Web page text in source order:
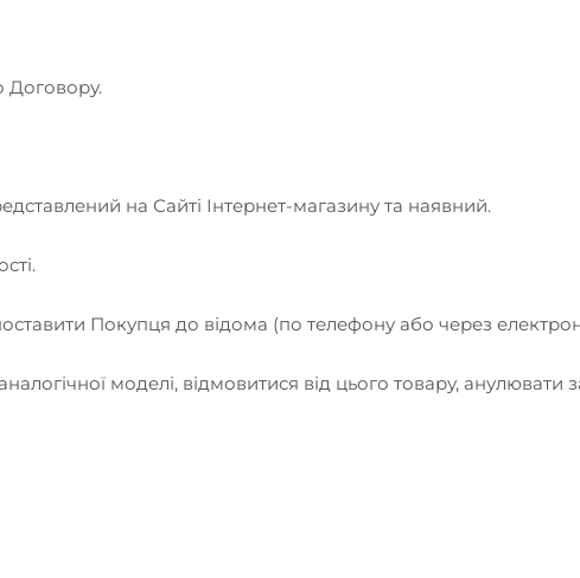
Договору.
на Сайті Інтернет-магазину та наявний.
Покупця до відома (по телефону або через
моделі, відмовитися від цього товару, анулювати